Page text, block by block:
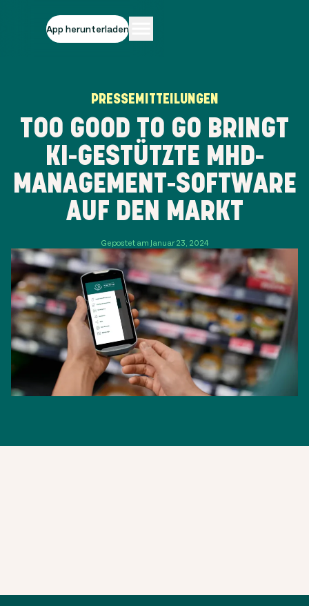
App herunterladen
PRESSEMITTEILUNGEN
TOO GOOD TO GO BRINGT
KI-GESTÜTZTE MHD-
MANAGEMENT-SOFTWARE
AUF DEN MARKT
Gepostet am Januar 23, 2024